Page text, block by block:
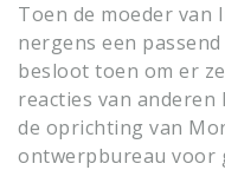
Toen de moeder van
nergens een
besloot toen om er
reacties van
de oprichting van
ontwerpbureau voor